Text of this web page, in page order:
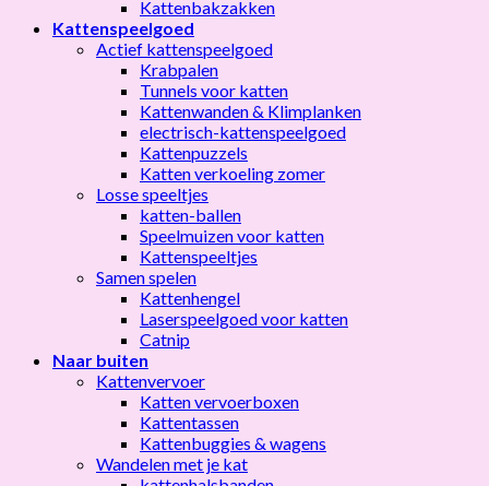
Kattenbakzakken
Kattenspeelgoed
Actief kattenspeelgoed
Krabpalen
Tunnels voor katten
Kattenwanden & Klimplanken
electrisch-kattenspeelgoed
Kattenpuzzels
Katten verkoeling zomer
Losse speeltjes
katten-ballen
Speelmuizen voor katten
Kattenspeeltjes
Samen spelen
Kattenhengel
Laserspeelgoed voor katten
Catnip
Naar buiten
Kattenvervoer
Katten vervoerboxen
Kattentassen
Kattenbuggies & wagens
Wandelen met je kat